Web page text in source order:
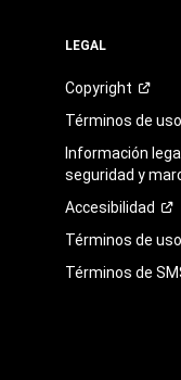
LEGAL
Copyright
Términos deuso
Información
seguridad y
Accesibilidad
Términos de
Términos de